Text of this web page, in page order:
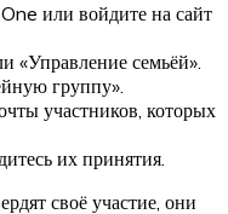
или войдите на сайт
«Управление семьёй».
группу».
участников, которых
их принятия.
своё участие, они